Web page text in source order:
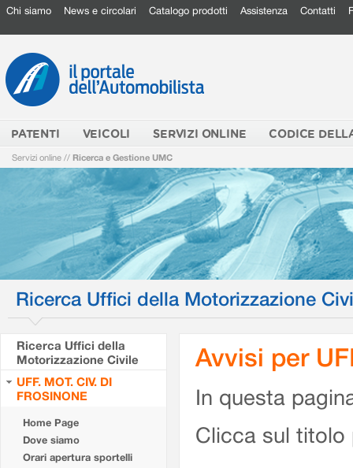
Chi siamo News e circolari Catalogo prodotti Assistenza Contatti
PATENTI VEICOLI SERVIZI ONLINE CODICE
Servizi online // Ricerca e Gestione UMC
Ricerca Uffici della Motorizzazione
Ricerca Uffici della
Motorizzazione Civile
UFF. MOT. CIV. DI
FROSINONE
Home Page
Dove siamo
Orari apertura sportelli
Avvisi per
In questa
Clicca sul titolo